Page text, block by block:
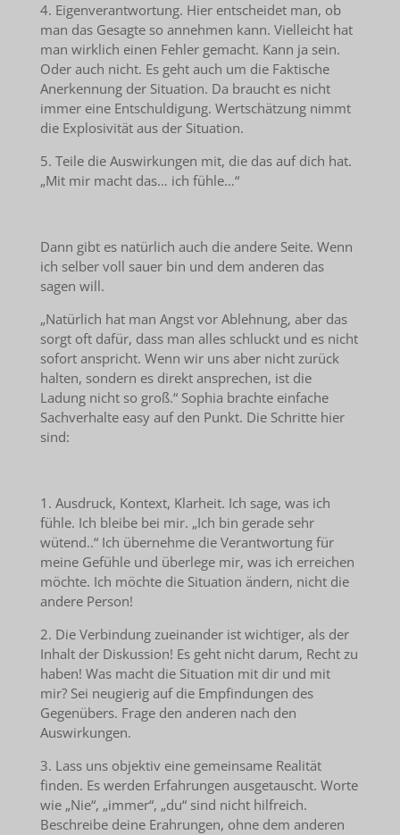
4. Eigenverantwortung. Hier entscheidet man, ob
man das Gesagte so annehmen kann. Vielleicht hat
man wirklich einen Fehler gemacht. Kann ja sein.
Oder auch nicht. Es geht auch um die Faktische
Anerkennung der Situation. Da braucht es nicht
immer eine Entschuldigung. Wertschätzung nimmt
die Explosivität aus der Situation.
5. Teile die Auswirkungen mit, die das auf dich hat.
„Mit mir macht das… ich fühle…“
Dann gibt es natürlich auch die andere Seite. Wenn
ich selber voll sauer bin und dem anderen das
sagen will.
„Natürlich hat man Angst vor Ablehnung, aber das
sorgt oft dafür, dass man alles schluckt und es nicht
sofort anspricht. Wenn wir uns aber nicht zurück
halten, sondern es direkt ansprechen, ist die
Ladung nicht so groß.“ Sophia brachte einfache
Sachverhalte easy auf den Punkt. Die Schritte hier
sind:
1. Ausdruck, Kontext, Klarheit. Ich sage, was ich
fühle. Ich bleibe bei mir. „Ich bin gerade sehr
wütend..“ Ich übernehme die Verantwortung für
meine Gefühle und überlege mir, was ich erreichen
möchte. Ich möchte die Situation ändern, nicht die
andere Person!
2. Die Verbindung zueinander ist wichtiger, als der
Inhalt der Diskussion! Es geht nicht darum, Recht zu
haben! Was macht die Situation mit dir und mit
mir? Sei neugierig auf die Empfindungen des
Gegenübers. Frage den anderen nach den
Auswirkungen.
3. Lass uns objektiv eine gemeinsame Realität
finden. Es werden Erfahrungen ausgetauscht. Worte
wie „Nie“, „immer“, „du“ sind nicht hilfreich.
Beschreibe deine Erahrungen, ohne dem anderen